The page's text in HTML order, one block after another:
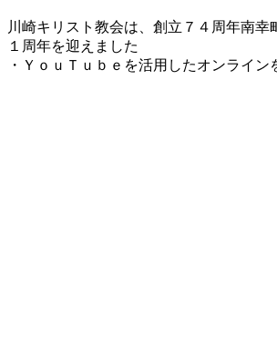
川崎キリスト教会は、創立７４周年南幸
１周年を迎えました
・ＹｏｕＴｕｂｅを活用したオンライン